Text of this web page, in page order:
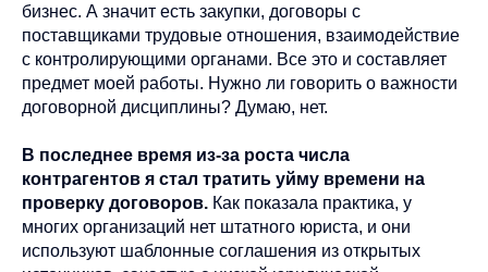
бизнес. А значит есть закупки, договоры с
поставщиками трудовые отношения, взаимодействие
с контролирующими органами. Все это и составляет
предмет моей работы. Нужно ли говорить о важности
договорной дисциплины? Думаю, нет.
В последнее время из-за роста числа
контрагентов я стал тратить уйму времени на
проверку договоров. Как показала практика, у
многих организаций нет штатного юриста, и они
используют шаблонные соглашения из открытых